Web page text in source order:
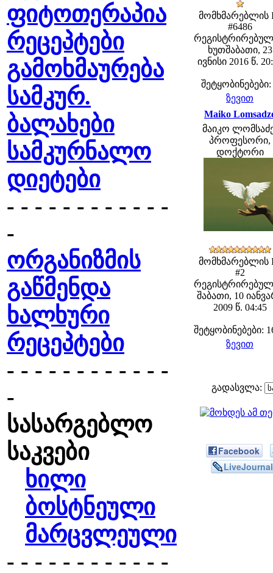
ფიტოთერაპია
რეცეპტები
გამოხმაურება
სამკურ.
ბალახები
სამკურნალო
დიეტები
- - - - - - - - - - - -
-
ორგანიზმის
გაწმენდა
ხალხური
რეცეპტები
- - - - - - - - - - - -
-
სასარგებლო
საკვები
ხილი
ბოსტნეული
მარცვლეული
- - - - - - - - - - - -
მომხმარებლის
#6486
ხუთშაბათი, 23
ივნისი 2016 წ.
შეტყობინებები:
ზევით
Maiko
მაიკო
პროფესორი,
დოქტორი
მომხმარებლის
#2
შაბათი, 10
2009 წ. 04:45
შეტყობინებები:
ზევით
გადასვლა:
Facebook
LiveJournal